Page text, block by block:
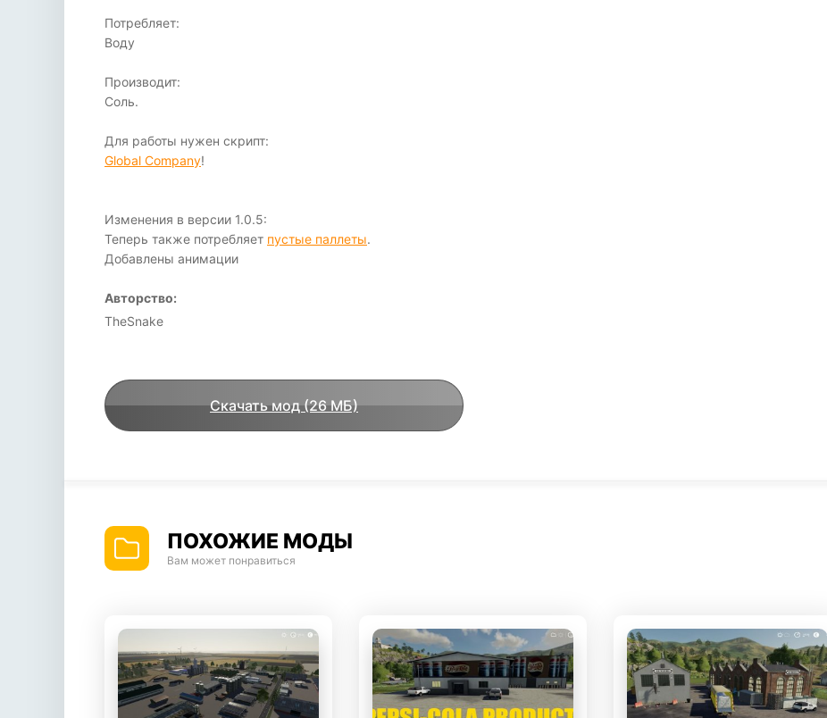
Потребляет:
Воду
Производит:
Соль.
Для работы нужен скрипт:
Global Company!
Изменения в версии 1.0.5:
Теперь также потребляет пустые паллеты.
Добавлены анимации
Авторство:
TheSnake
Скачать мод (26 МБ)
ПОХОЖИЕ МОДЫ
Вам может понравиться